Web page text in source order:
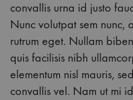
convallis urna id justo
Nunc volutpat sem nunc,
rutrum eget. Nullam
quis facilisis nibh
elementum nisl mauris,
convallis vel. Nam ut mi